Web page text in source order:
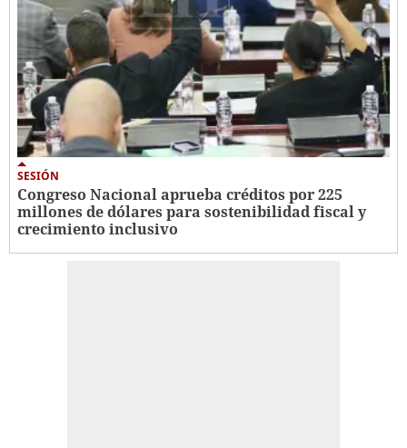
SESIÓN
Congreso Nacional aprueba créditos por 225
millones de dólares para sostenibilidad fiscal y
crecimiento inclusivo